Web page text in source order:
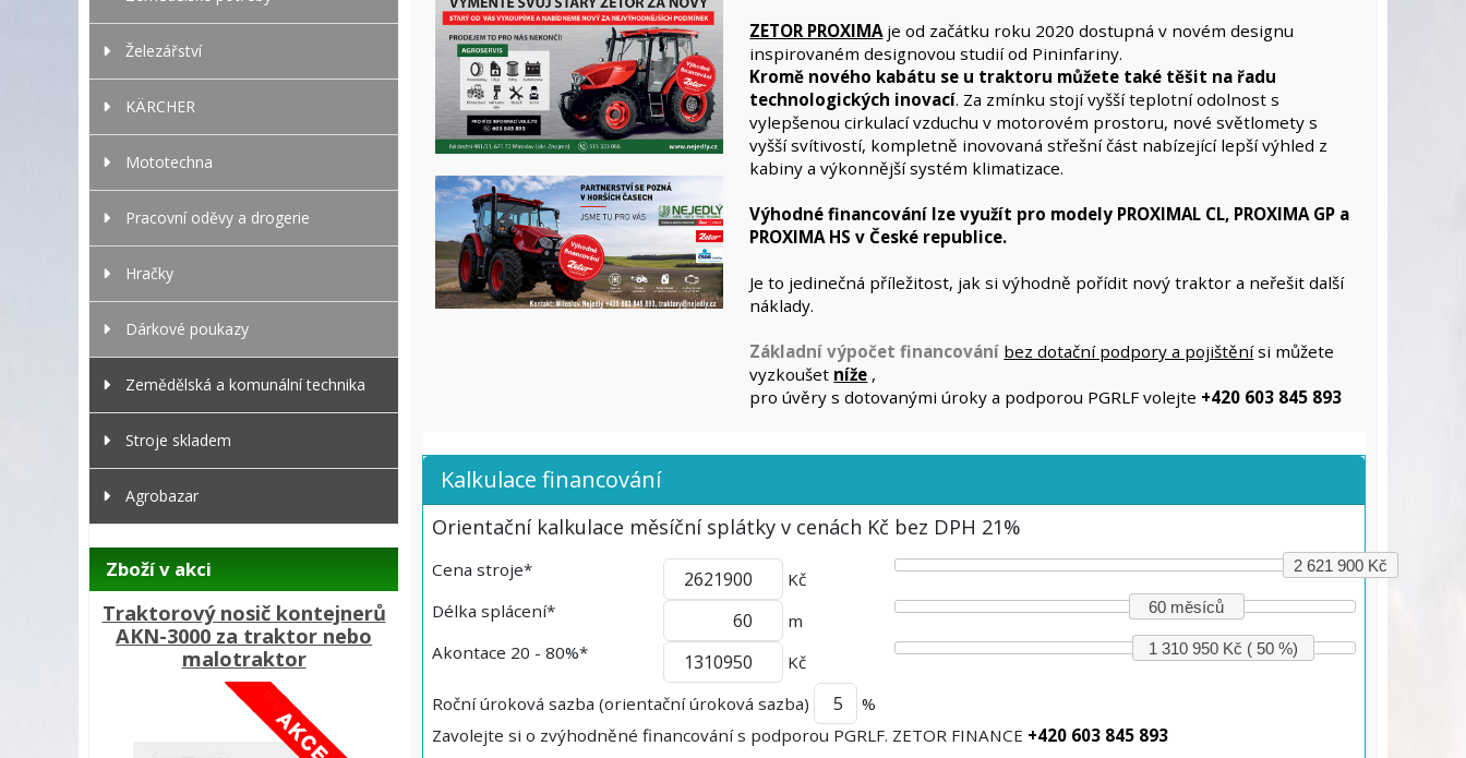
Železářství
KÄRCHER
Mototechna
Pracovní oděvy a drogerie
Hračky
Dárkové poukazy
Zemědělská a komunální technika
Stroje skladem
Agrobazar
Zboží v akci
Traktorový nosič kontejnerů
AKN-3000 za traktor nebo
malotraktor
ZETOR PROXIMAje od začátku roku 2020 dostupná v novém designu
inspirovaném designovou studií od Pininfariny.
Kromě nového kabátu se u traktoru můžete také těšit na řadu
technologických inovací. Za zmínku stojí vyšší teplotní odolnost s
vylepšenou cirkulací vzduchu v motorovém prostoru, nové světlomety s
vyšší svítivostí, kompletně inovovaná střešní část nabízející lepší výhled z
kabiny a výkonnější systém klimatizace.
Výhodné financování lze využít pro modely PROXIMAL CL, PROXIMA GP a
PROXIMA HS v České republice.
Je to jedinečná příležitost, jak si výhodně pořídit nový traktor a neřešit další
náklady.
Základní výpočet financování bez dotační podpory a pojištěnísi můžete
vyzkoušet níže ,
pro úvěry s dotovanými úroky a podporou PGRLF volejte +420 603 845 893
Kalkulace financování
Orientační kalkulace měsíční splátky v cenách Kč bez DPH 21%
Cena stroje* Kč
2 621 900 Kč
Délka splácení* m
60 měsíců
Akontace 20 - 80%* Kč
1 310 950 Kč ( 50 %)
Roční úroková sazba (orientační úroková sazba)
%
Zavolejte si o zvýhodněné financování s podporou PGRLF. ZETOR FINANCE +420 603 845 893